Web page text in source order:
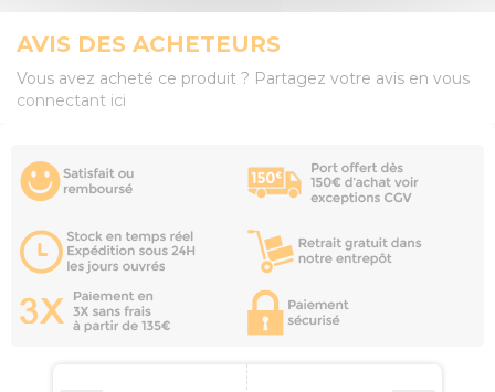
AVIS DES ACHETEURS
Vous avez acheté ce produit ? Partagez votre avis en vous
connectant ici